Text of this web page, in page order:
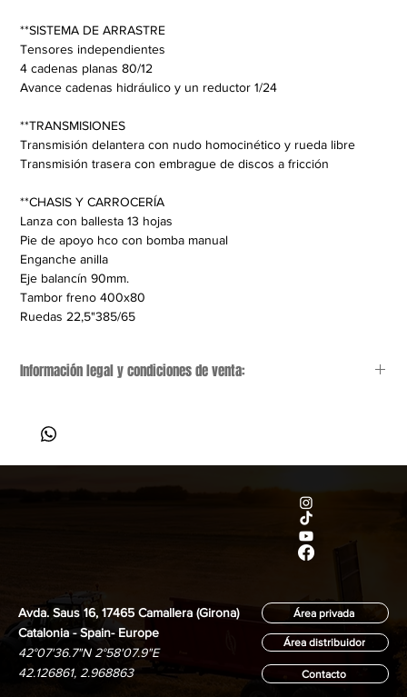
**SISTEMA DE ARRASTRE
Tensores independientes
4 cadenas planas 80/12
Avance cadenas hidráulico y un reductor 1/24
**TRANSMISIONES
Transmisión delantera con nudo homocinético y rueda libre
Transmisión trasera con embrague de discos a fricción
**CHASIS Y CARROCERÍA
Lanza con ballesta 13 hojas
Pie de apoyo hco con bomba manual
Enganche anilla
Eje balancín 90mm.
Tambor freno 400x80
Ruedas 22,5"385/65
Información legal y condiciones de venta:
El precio indicado
, gastos de transporte (condiciones EXW:
recogida a cargo del comprador) ni tasas de gestión por
actual. Al ser un vehículo de segunda mano, presenta el
desgaste estético y mecánico lógico por uso y
antigüedad.
Avda. Saus 16, 17465 Camallera (Girona)
Catalonia - Spain- Europe
42°07'36.7"N 2°58'07.9"E
42.126861, 2.968863
Área privada
Área distribuidor
Contacto